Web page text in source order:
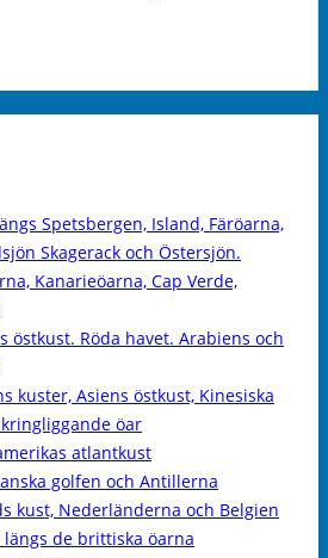
Spetsbergen, Island, Färöarna,
Skagerack och Östersjön.
Kanarieöarna, Cap Verde,
östkust. Röda havet. Arabiens och
kuster, Asiens östkust, Kinesiska
kringliggande öar
atlantkust
golfen och Antillerna
kust, Nederländerna och Belgien
längs de brittiska öarna